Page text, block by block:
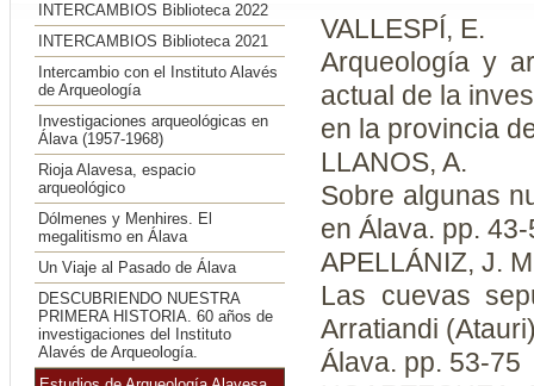
INTERCAMBIOS Biblioteca 2022
INTERCAMBIOS Biblioteca 2021
Intercambio con el Instituto Alavés
de Arqueología
Investigaciones arqueológicas en
Álava (1957-1968)
Rioja Alavesa, espacio
arqueológico
Dólmenes y Menhires. El
megalitismo en Álava
Un Viaje al Pasado de Álava
DESCUBRIENDO NUESTRA
PRIMERA HISTORIA. 60 años de
investigaciones del Instituto
Alavés de Arqueología.
VALLESPÍ, E.
Arqueología y
actual de la
en la provincia
LLANOS, A.
Sobre algunas
en Álava. pp.
APELLÁNIZ, J.
Las cuevas
Arratiandi
Álava. pp. 53-75